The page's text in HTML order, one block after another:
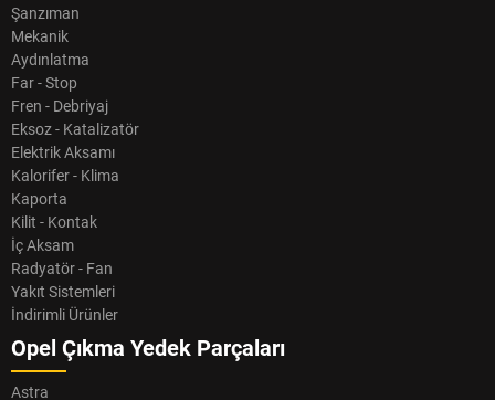
Şanzıman
Mekanik
Aydınlatma
Far - Stop
Fren - Debriyaj
Eksoz - Katalizatör
Elektrik Aksamı
Kalorifer - Klima
Kaporta
Kilit - Kontak
İç Aksam
Radyatör - Fan
Yakıt Sistemleri
İndirimli Ürünler
Opel Çıkma Yedek Parçaları
Astra